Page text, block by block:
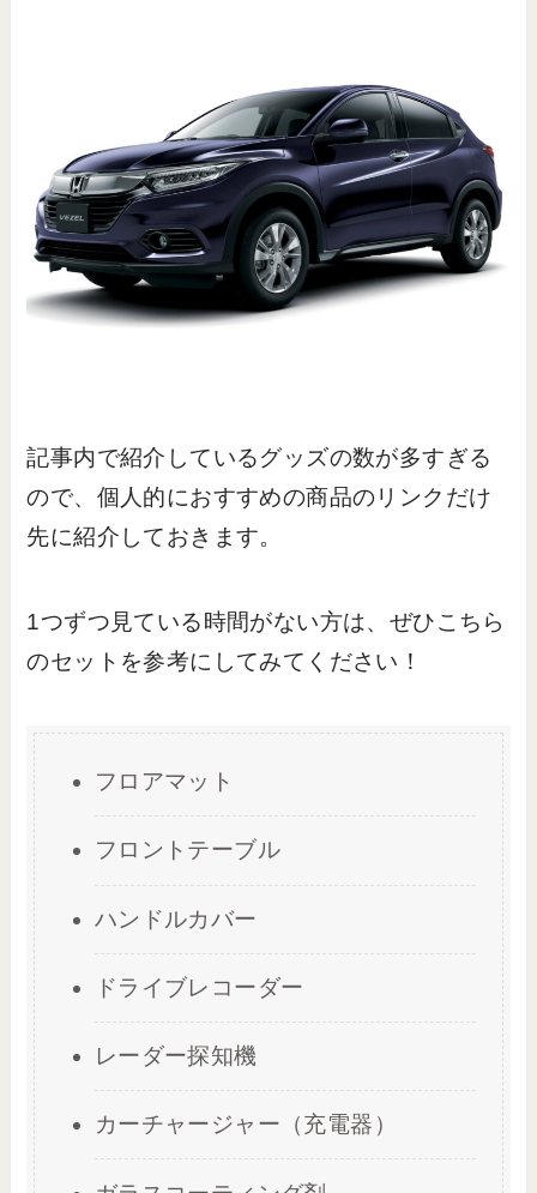
記事内で紹介しているグッズの数が多すぎる
ので、個人的におすすめの商品のリンクだけ
先に紹介しておきます。
1つずつ見ている時間がない方は、ぜひこちら
のセットを参考にしてみてください！
フロアマット
フロントテーブル
ハンドルカバー
ドライブレコーダー
レーダー探知機
カーチャージャー（充電器）